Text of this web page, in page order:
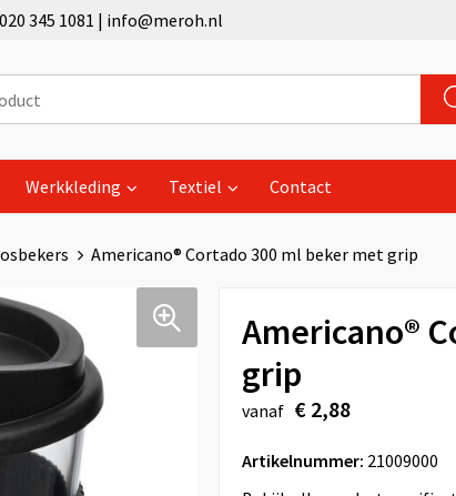
345 1081 | info@meroh.nl
Werkkleding Textiel Contact
Americano® Cortado 300 ml beker met grip
Americano®
grip
vanaf € 2,88
Artikelnummer: 21009000